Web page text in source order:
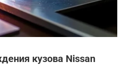
кузова Nissan